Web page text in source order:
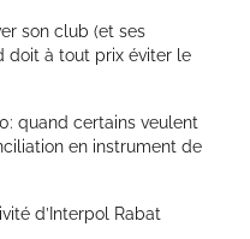
son club (et ses
doit à tout prix éviter le
quand certains veulent
en instrument de
d’Interpol Rabat